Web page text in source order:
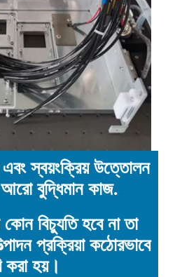
এবং স্বয়ংক্রিয় উত্তোলন
বুদ্ধিমান কাজ.
কোন বিচ্যুতি হবে না তা
প্রক্রিয়া কঠোরভাবে
করা হয়।